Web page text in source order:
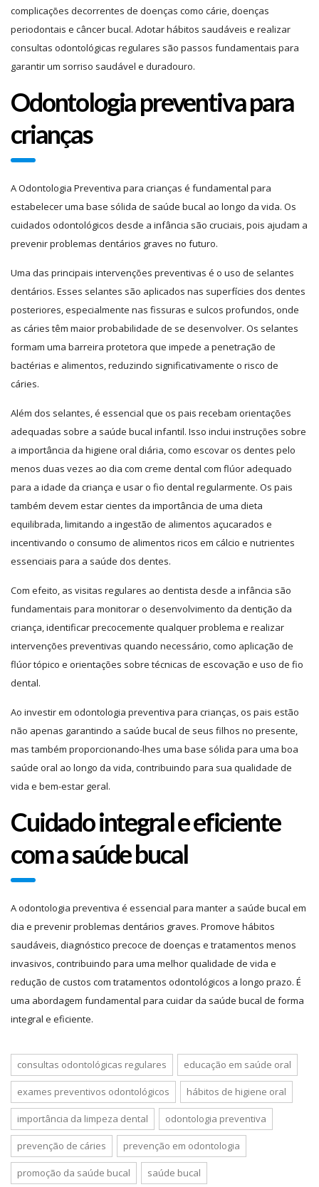
complicações decorrentes de doenças como cárie, doenças
periodontais e câncer bucal. Adotar hábitos saudáveis ​​e realizar
consultas odontológicas regulares são passos fundamentais para
garantir um sorriso saudável e duradouro.
Odontologia preventiva para
crianças
A Odontologia Preventiva para crianças é fundamental para
estabelecer uma base sólida de saúde bucal ao longo da vida. Os
cuidados odontológicos desde a infância são cruciais, pois ajudam a
prevenir problemas dentários graves no futuro.
Uma das principais intervenções preventivas é o uso de selantes
dentários. Esses selantes são aplicados nas superfícies dos dentes
posteriores, especialmente nas fissuras e sulcos profundos, onde
as cáries têm maior probabilidade de se desenvolver. Os selantes
formam uma barreira protetora que impede a penetração de
bactérias e alimentos, reduzindo significativamente o risco de
cáries.
Além dos selantes, é essencial que os pais recebam orientações
adequadas sobre a saúde bucal infantil. Isso inclui instruções sobre
a importância da higiene oral diária, como escovar os dentes pelo
menos duas vezes ao dia com creme dental com flúor adequado
para a idade da criança e usar o fio dental regularmente. Os pais
também devem estar cientes da importância de uma dieta
equilibrada, limitando a ingestão de alimentos açucarados e
incentivando o consumo de alimentos ricos em cálcio e nutrientes
essenciais para a saúde dos dentes.
Com efeito, as visitas regulares ao dentista desde a infância são
fundamentais para monitorar o desenvolvimento da dentição da
criança, identificar precocemente qualquer problema e realizar
intervenções preventivas quando necessário, como aplicação de
flúor tópico e orientações sobre técnicas de escovação e uso de fio
dental.
Ao investir em odontologia preventiva para crianças, os pais estão
não apenas garantindo a saúde bucal de seus filhos no presente,
mas também proporcionando-lhes uma base sólida para uma boa
saúde oral ao longo da vida, contribuindo para sua qualidade de
vida e bem-estar geral.
Cuidado integral e eficiente
com a saúde bucal
A odontologia preventiva é essencial para manter a saúde bucal em
dia e prevenir problemas dentários graves. Promove hábitos
saudáveis, diagnóstico precoce de doenças e tratamentos menos
invasivos, contribuindo para uma melhor qualidade de vida e
redução de custos com tratamentos odontológicos a longo prazo. É
uma abordagem fundamental para cuidar da saúde bucal de forma
integral e eficiente.
consultas odontológicas regulares educação em saúde oral
exames preventivos odontológicos hábitos de higiene oral
importância da limpeza dental odontologia preventiva
prevenção de cáries prevenção em odontologia
promoção da saúde bucal saúde bucal